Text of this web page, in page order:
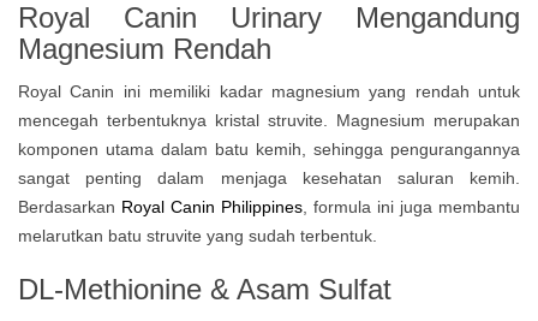
Royal Canin Urinary Mengandung
Magnesium Rendah
Royal Canin ini memiliki kadar magnesium yang rendah untuk
mencegah terbentuknya kristal struvite. Magnesium merupakan
komponen utama dalam batu kemih, sehingga pengurangannya
sangat penting dalam menjaga kesehatan saluran kemih.
Berdasarkan Royal Canin Philippines , formula ini juga membantu
melarutkan batu struvite yang sudah terbentuk.
DL-Methionine & Asam Sulfat